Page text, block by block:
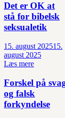
Det er OK at
stå for bibelsk
seksualetik
15. august 202515.
august 2025
Læs mere
Forskel på
og falsk
forkyndelse